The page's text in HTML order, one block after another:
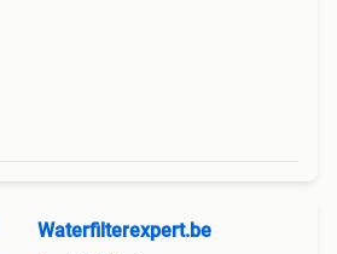
Waterfilterexpert.be